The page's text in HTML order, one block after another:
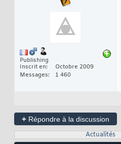
Publishing
Inscrit en
Octobre 2009
Messages
1 460
+ Répondre à la discussion
Actualités